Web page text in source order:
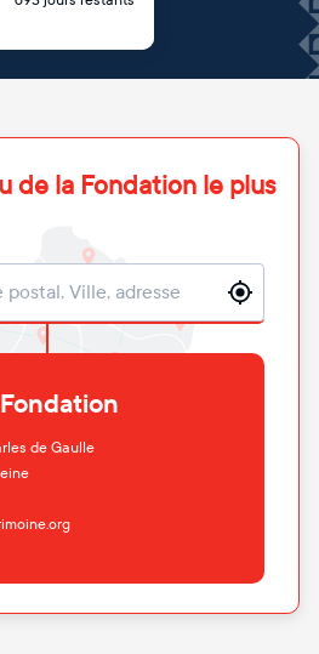
de la Fondation le plus
de Gaulle